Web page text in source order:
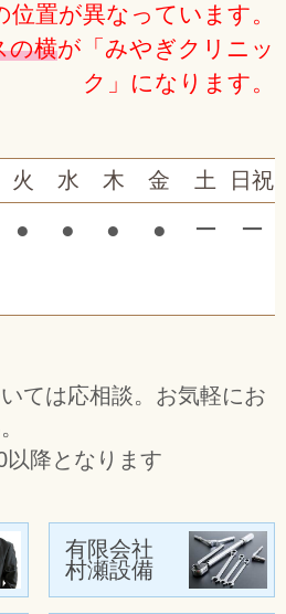
置が異なっています。
の横が「みやぎクリニッ
ク」になります。
ては応相談。お気軽にお
降となります
火 水 木 金 土 日祝
● ● ● ● ー ー
有限会社
村瀬設備